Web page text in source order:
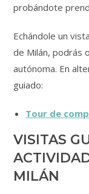
probándote
Echándole un
de Milán, podrás
autónoma. En
guiado:
Tour de
VISITAS
MILÁN